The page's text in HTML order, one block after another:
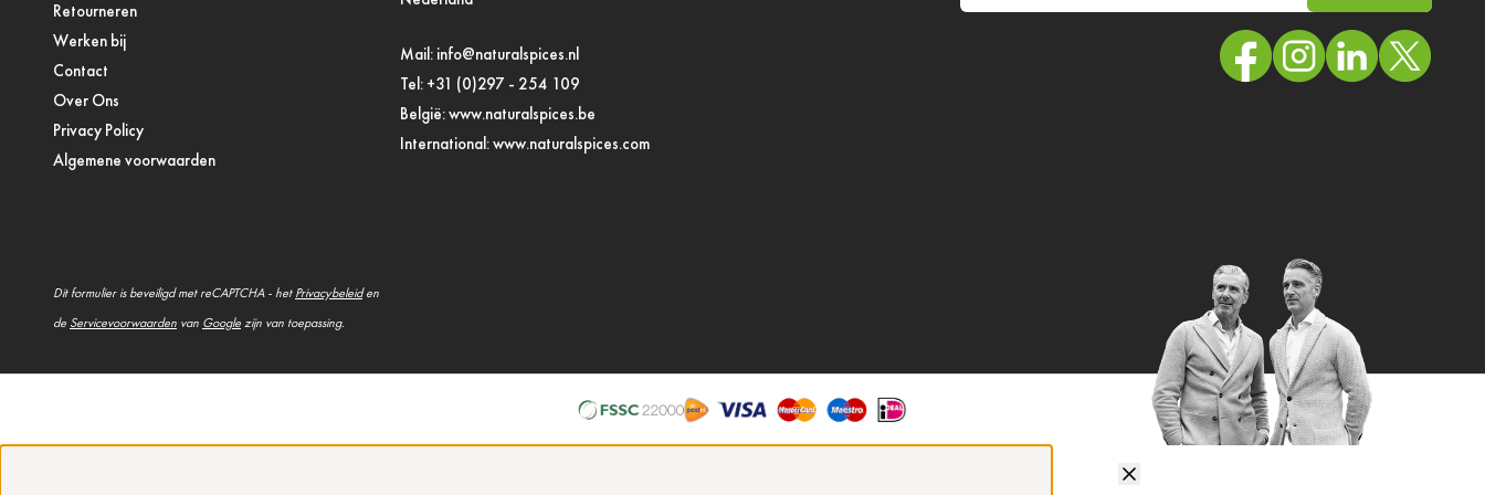
Retourneren
Werken bij
Contact
Over Ons
Privacy Policy
Algemene voorwaarden
Mail: info@naturalspices.nl
Tel: +31 (0)297 - 254 109
België:www.naturalspices.be
International:www.naturalspices.com
Dit formulier is beveiligd met reCAPTCHA - hetPrivacybeleiden
de Servicevoorwaarden van Googlezijn van toepassing.